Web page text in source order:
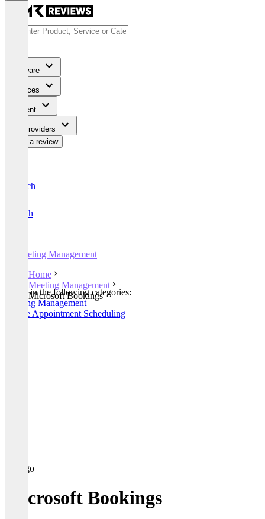
Software
Services
Content
For Providers
Write a review
Deutsch
English
Meeting Management
Home
Meeting Management
Microsoft Bookings
Listed in the following categories:
Meeting Management
Online Appointment Scheduling
Microsoft Bookings